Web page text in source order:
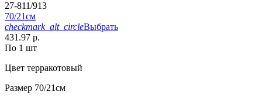
27-811/913
70/21см
checkmark_alt_circleВыбрать
431.97 р.
По 1 шт
Цвет терракотовый
Размер 70/21см